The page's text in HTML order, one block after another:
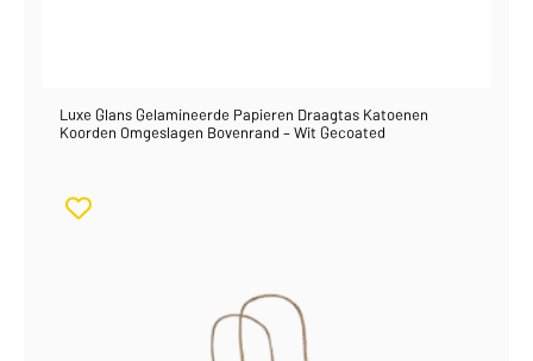
Luxe Glans Gelamineerde Papieren Draagtas Katoenen
Koorden Omgeslagen Bovenrand – Wit Gecoated